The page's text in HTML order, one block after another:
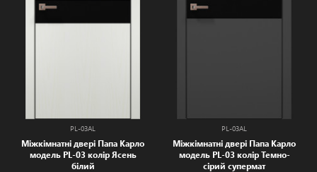
PL-03AL
Міжкімнатні двері Папа Карло
модель PL-03 колір Ясень
білий
PL-03AL
Міжкімнатні двері Папа Карло
модель PL-03 колір Темно-
сірий супермат